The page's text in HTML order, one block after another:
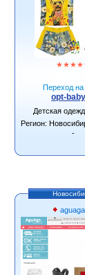
★★★★
Переход на
opt-
Детская
Регион:
-